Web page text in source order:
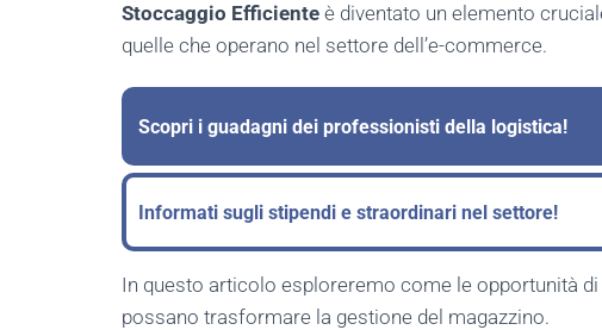
Stoccaggio Efficiente è diventato un elemento
quelle che operano nel settore dell’e-commerce.
Scopri i guadagni dei professionisti della logistica!
Informati sugli stipendi e straordinari nel settore!
In questo articolo esploreremo come le opportunità
possano trasformare la gestione del magazzino.